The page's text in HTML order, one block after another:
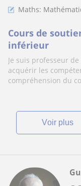
Maths:
Cours de
inférieur
Je suis professeur
acquérir les
compréhension du
voir plus